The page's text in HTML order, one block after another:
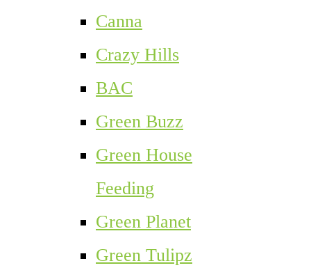
Canna
Crazy Hills
BAC
Green Buzz
Green House
Feeding
Green Planet
Green Tulipz